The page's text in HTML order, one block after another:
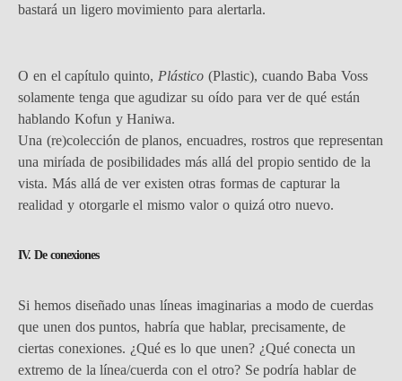
bastará un ligero movimiento para alertarla.
O en el capítulo quinto, Plástico (Plastic), cuando Baba Voss
solamente tenga que agudizar su oído para ver de qué están
hablando Kofun y Haniwa.
Una (re)colección de planos, encuadres, rostros que representan
una miríada de posibilidades más allá del propio sentido de la
vista. Más allá de ver existen otras formas de capturar la
realidad y otorgarle el mismo valor o quizá otro nuevo.
IV. De conexiones
Si hemos diseñado unas líneas imaginarias a modo de cuerdas
que unen dos puntos, habría que hablar, precisamente, de
ciertas conexiones. ¿Qué es lo que unen? ¿Qué conecta un
extremo de la línea/cuerda con el otro? Se podría hablar de